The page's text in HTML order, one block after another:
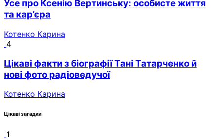
Усе про Ксенію Вертинську: особисте життя
та кар’єра
Котенко Карина
4
Цікаві факти з біографії Тані Татарченко й
нові фото радіоведучої
Котенко Карина
Цікаві загадки
1